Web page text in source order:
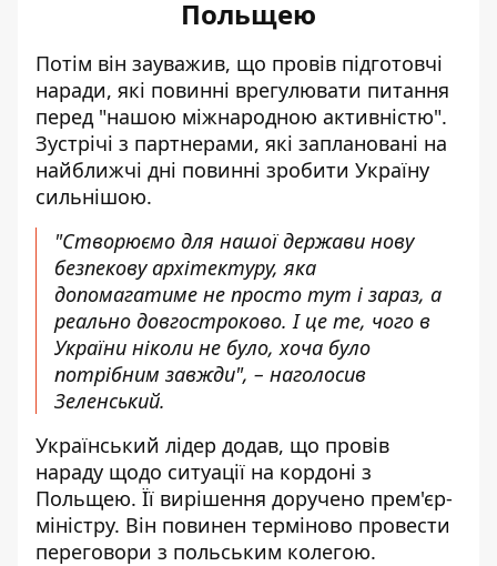
Польщею
Потім він зауважив, що провів підготовчі
наради, які повинні врегулювати питання
перед "нашою міжнародною активністю".
Зустрічі з партнерами, які заплановані на
найближчі дні повинні зробити Україну
сильнішою.
"Створюємо для нашої держави нову
безпекову архітектуру, яка
допомагатиме не просто тут і зараз, а
реально довгостроково. І це те, чого в
України ніколи не було, хоча було
потрібним завжди", – наголосив
Зеленський.
Український лідер додав, що провів
нараду щодо ситуації на кордоні з
Польщею. Її вирішення доручено прем'єр-
міністру. Він повинен терміново провести
переговори з польським колегою.